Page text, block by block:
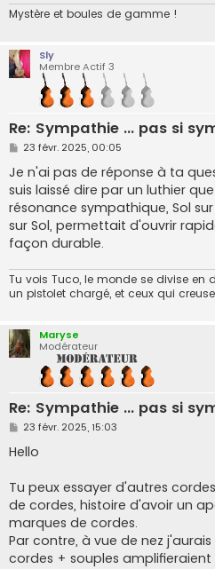
Mystère et boules de gamme !
Sly
Membre Actif 3
Re: Sympathie ... pas si
M
s
s
a
g
e
23 févr. 2025, 00:05
Je n'ai pas de réponse à ta
suis laissé dire par un luthier
résonance sympathique, Sol sur
sur Sol, permettait d'ouvrir
façon durable.
Tu vois Tuco, le monde se divise en
un pistolet chargé, et ceux qui
Maryse
Modérateur
Re: Sympathie ... pas si
M
s
s
g
e
23 févr. 2025, 15:03
Hello
Tu peux essayer d'autres
de cordes, histoire d'avoir un
marques de cordes.
Par contre, à vue de nez
cordes + souples amplifieraient